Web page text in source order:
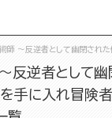
術師 ～反逆者として幽閉され
～反逆者として
手に入れ冒険